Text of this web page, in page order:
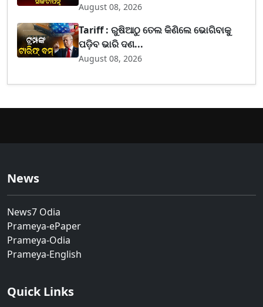
August 08, 2026
Tariff : ରୁଷିଆଠୁ ତେଲ କିଣିଲେ ଭୋଗିବାକୁ
ପଡ଼ିବ ଭାରି ଦଣ...
August 08, 2026
News
News7 Odia
Prameya-ePaper
Prameya-Odia
Prameya-English
Quick Links